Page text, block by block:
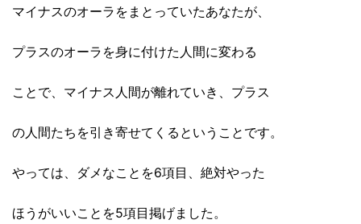
マイナスのオーラをまとっていたあなたが、
プラスのオーラを身に付けた人間に変わる
ことで、マイナス人間が離れていき、プラス
の人間たちを引き寄せてくるということです。
やっては、ダメなことを6項目、絶対やった
ほうがいいことを5項目掲げました。